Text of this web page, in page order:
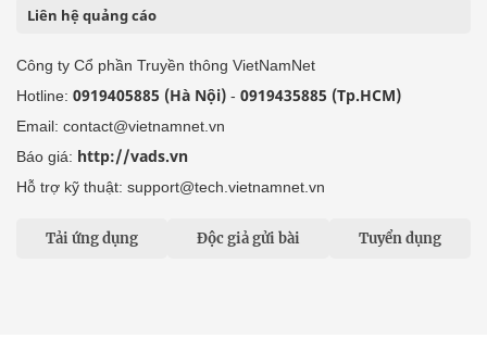
Liên hệ quảng cáo
Công ty Cổ phần Truyền thông VietNamNet
Hotline: 0919405885 (Hà Nội) - 0919435885 (Tp.HCM)
Email: contact@vietnamnet.vn
Báo giá: http://vads.vn
Hỗ trợ kỹ thuật: support@tech.vietnamnet.vn
Tải ứng dụng Độc giả gửi bài Tuyển dụng